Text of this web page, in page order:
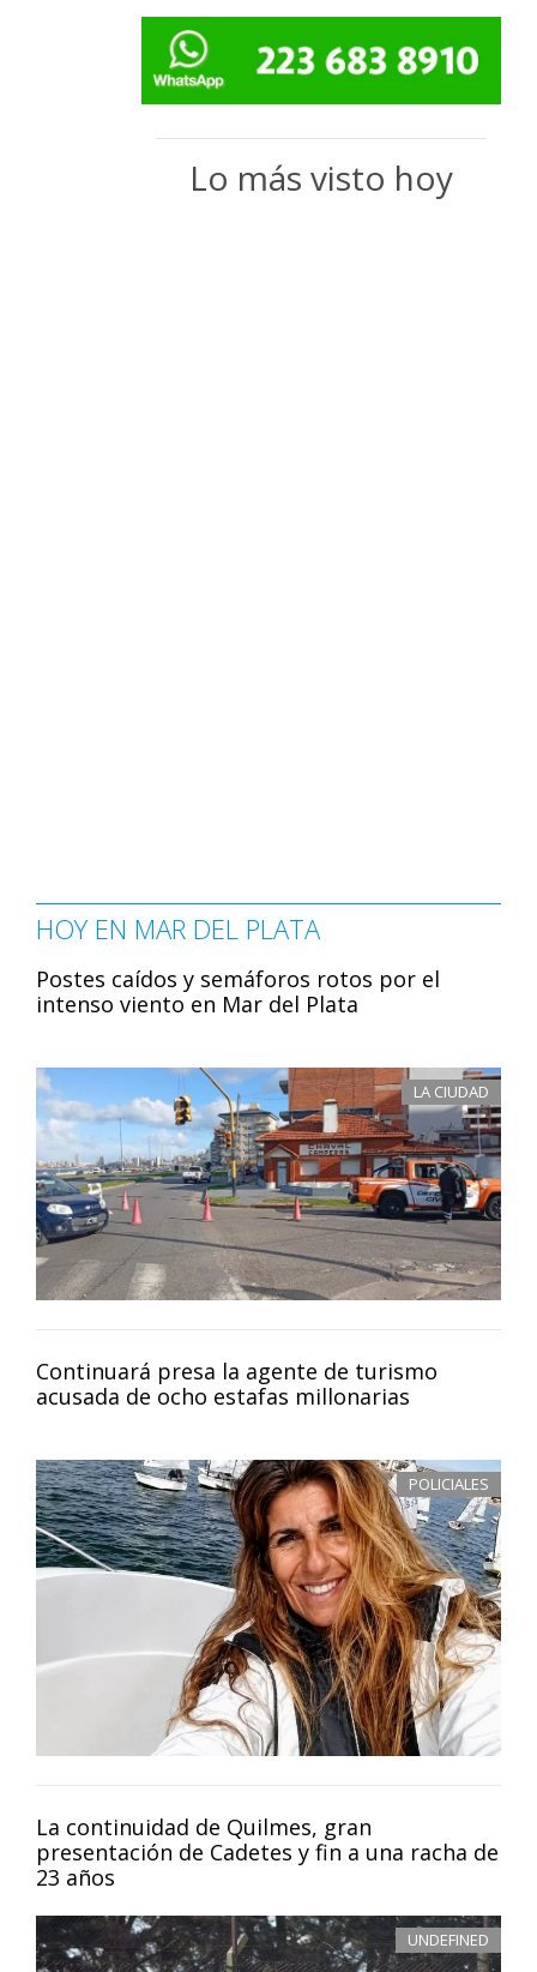
Lo más visto hoy
HOY EN MAR DEL PLATA
Postes caídos y semáforos rotos por el
intenso viento en Mar del Plata
LA CIUDAD
Continuará presa la agente de turismo
acusada de ocho estafas millonarias
POLICIALES
La continuidad de Quilmes, gran
presentación de Cadetes y fin a una racha de
23 años
UNDEFINED